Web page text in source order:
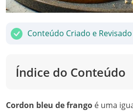
Conteúdo Criado e
Índice do Conteúdo
Cordon bleu de frango é uma